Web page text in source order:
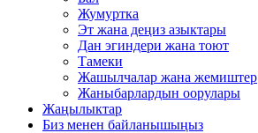
Жумуртка
Эт жана деңиз азыктары
Дан эгиндери жана тоют
Тамеки
Жашылчалар жана жемиштер
Жаныбарлардын оорулары
Жаңылыктар
Биз менен байланышыңыз